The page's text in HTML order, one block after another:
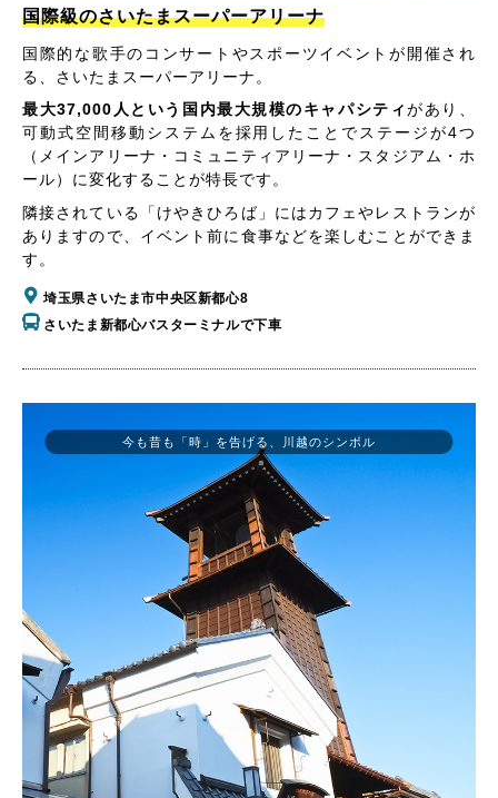
国際級のさいたまスーパーアリーナ
国際的な歌手のコンサートやスポーツイベントが開催され
る、さいたまスーパーアリーナ。
最大37,000人という国内最大規模のキャパシティがあり、
可動式空間移動システムを採用したことでステージが4つ
（メインアリーナ・コミュニティアリーナ・スタジアム・ホ
ール）に変化することが特長です。
隣接されている「けやきひろば」にはカフェやレストランが
ありますので、イベント前に食事などを楽しむことができま
す。
埼玉県さいたま市中央区新都心8
さいたま新都心バスターミナルで下車
今も昔も「時」を告げる、川越のシンボル